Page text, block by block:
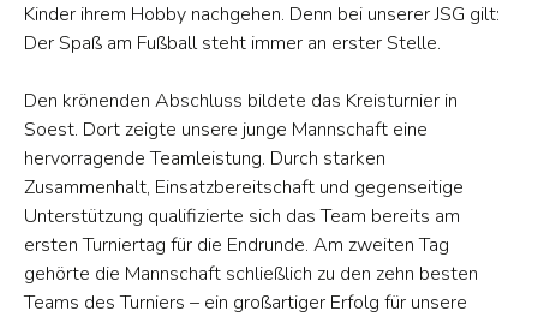
Kinder ihrem Hobby nachgehen. Denn bei unserer JSG gilt:
Der Spaß am Fußball steht immer an erster Stelle.
Den krönenden Abschluss bildete das Kreisturnier in
Soest. Dort zeigte unsere junge Mannschaft eine
hervorragende Teamleistung. Durch starken
Zusammenhalt, Einsatzbereitschaft und gegenseitige
Unterstützung qualifizierte sich das Team bereits am
ersten Turniertag für die Endrunde. Am zweiten Tag
gehörte die Mannschaft schließlich zu den zehn besten
Teams des Turniers – ein großartiger Erfolg für unsere